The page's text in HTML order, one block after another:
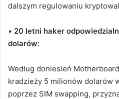
dalszym regulowaniu
• 20 letni haker
dolarów:
Według doniesień
kradzieży 5 milionów dolarów
poprzez SIM swapping,